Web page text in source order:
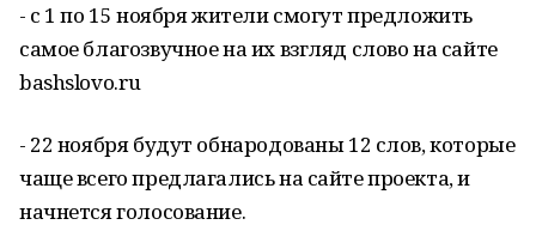
- с 1 по 15 ноября жители смогут предложить
самое благозвучное на их взгляд слово на сайте
bashslovo.ru
- 22 ноября будут обнародованы 12 слов, которые
чаще всего предлагались на сайте проекта, и
начнется голосование.